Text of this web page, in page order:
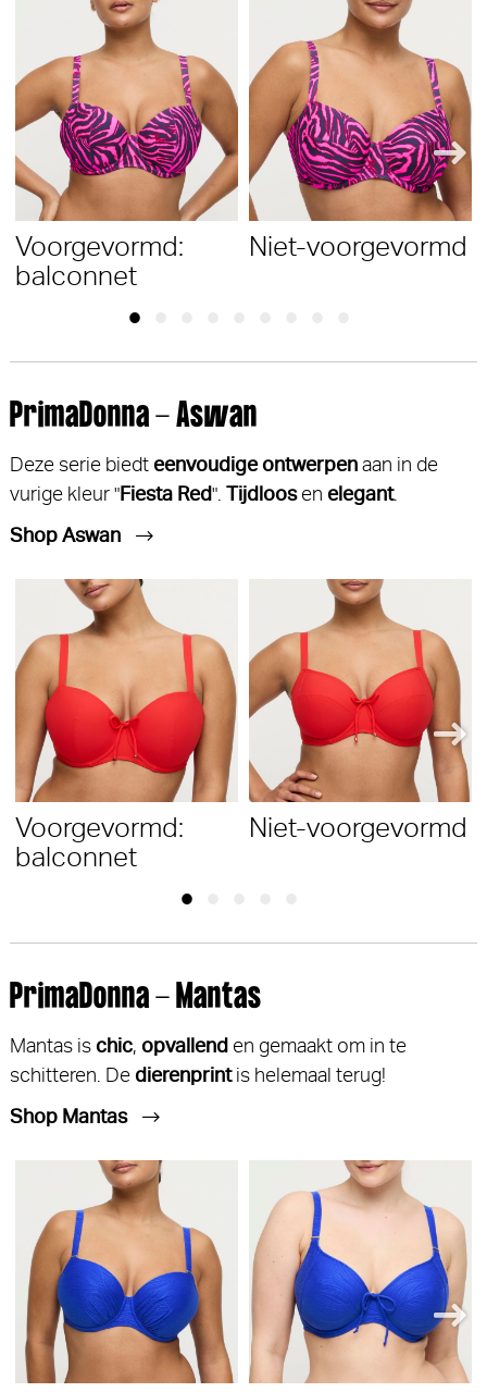
Voorgevormd:
balconnet
Niet-voorgevormd
PrimaDonna - Aswan
Deze serie biedteenvoudige ontwerpenaan in de
vurige kleur "Fiesta Red". Tijdloosen elegant.
Shop Aswan
Voorgevormd:
balconnet
Niet-voorgevormd
PrimaDonna - Mantas
Mantas is chic, opvallend en gemaakt om in te
schitteren. De dierenprintis helemaal terug!
Shop Mantas